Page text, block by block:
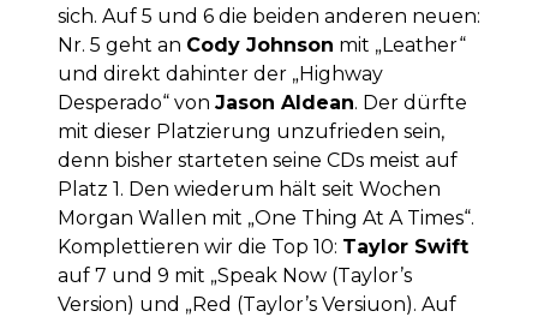
sich. Auf 5 und 6 die beiden anderen neuen:
Nr. 5 geht an Cody Johnson mit „Leather“
und direkt dahinter der „Highway
Desperado“ von Jason Aldean. Der dürfte
mit dieser Platzierung unzufrieden sein,
denn bisher starteten seine CDs meist auf
Platz 1. Den wiederum hält seit Wochen
Morgan Wallen mit „One Thing At A Times“.
Komplettieren wir die Top 10: Taylor Swift
auf 7 und 9 mit „Speak Now (Taylor’s
Version) und „Red (Taylor’s Versiuon). Auf